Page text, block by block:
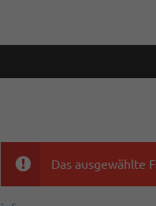
Das ausgewählte